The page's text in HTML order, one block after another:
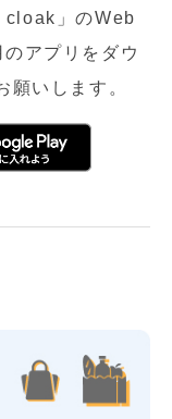
cloak」のWeb
アプリをダウ
願いします。